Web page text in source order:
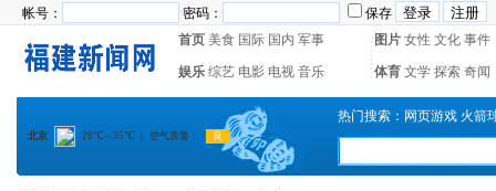
帐号： 密码：
保存
首页 美食 国际 国内 军事 图片 女性 文化 事件
娱乐 综艺 电影 电视 音乐 体育 文学 探索 奇闻
热门搜索： 网页游戏 火箭